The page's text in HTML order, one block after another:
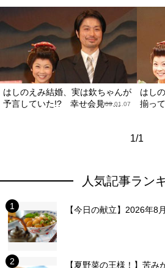
はしのえみ結婚、実は欽ちゃんが
予言していた!? 幸せ会見一...
2009.01.07
はし
揃っ
1/1
人気記事ラン
【今日の献立】2026年8
【夏野菜の王様！】苦